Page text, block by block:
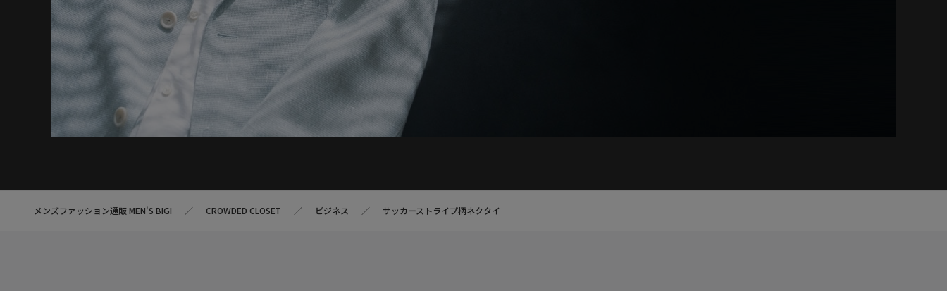
メンズファッション通販 MEN'S BIGI CROWDED CLOSET ビジネス サッカーストライプ柄ネクタイ